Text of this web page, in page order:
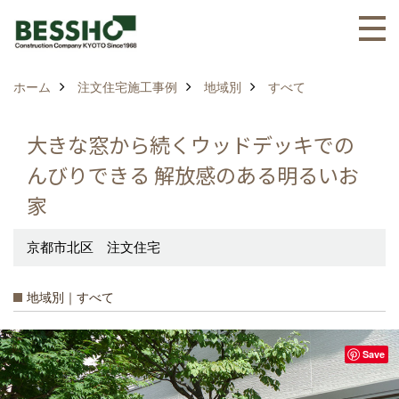
ホーム 注文住宅施工事例 地域別 すべて
大きな窓から続くウッドデッキでの
んびりできる 解放感のある明るいお
家
京都市北区 注文住宅
地域別｜すべて
Save